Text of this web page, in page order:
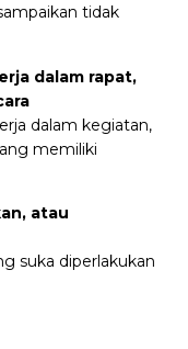
tidak
dalam rapat,
dalam kegiatan,
memiliki
atau
suka diperlakukan